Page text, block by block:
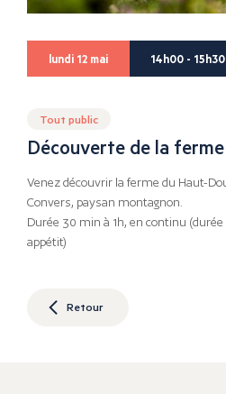
lundi 12 mai 14h00 - 15h30
Tout public
Découverte de la
Venez découvrir la ferme du Haut-
Convers, paysan montagnon.
Durée 30 min à 1h, en continu
appétit)
Retour